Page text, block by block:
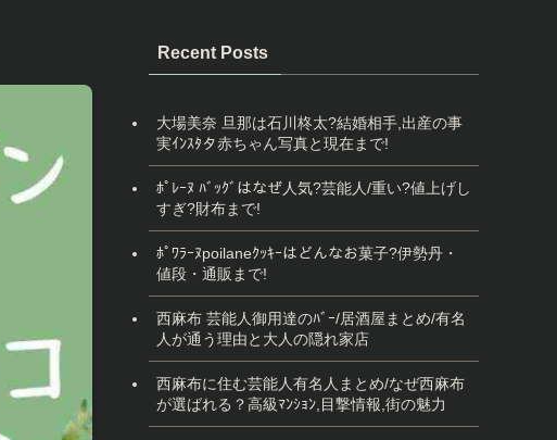
Recent Posts
大場美奈 旦那は石川柊太?結婚相手,出産の事
実ｲﾝｽﾀタ赤ちゃん写真と現在まで!
ﾎﾟﾚｰﾇ ﾊﾞｯｸﾞはなぜ人気?芸能人/重い?値上げし
すぎ?財布まで!
ﾎﾟﾜﾗｰﾇpoilaneｸｯｷｰはどんなお菓子?伊勢丹・
値段・通販まで!
西麻布 芸能人御用達のﾊﾞｰ/居酒屋まとめ/有名
人が通う理由と大人の隠れ家店
西麻布に住む芸能人有名人まとめ/なぜ西麻布
が選ばれる？高級ﾏﾝｼｮﾝ,目撃情報,街の魅力